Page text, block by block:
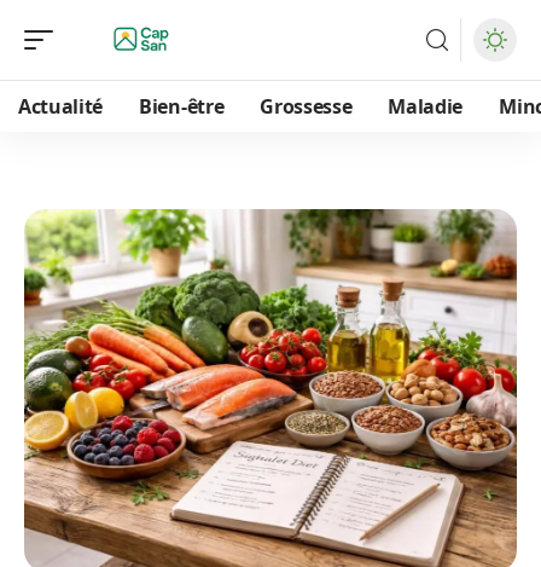
Actualité Bien-être Grossesse Maladie